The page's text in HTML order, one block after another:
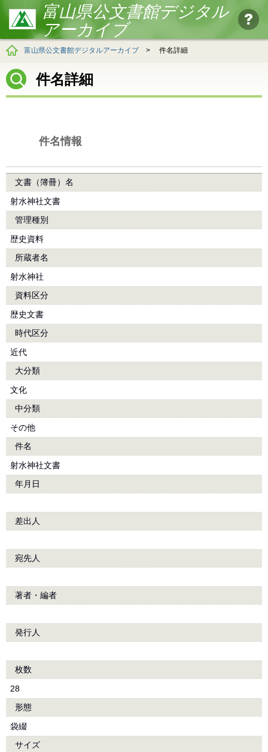
富山県公文書館デジタル
アーカイブ
富山県公文書館デジタルアーカイブ > 件名詳細
件名詳細
件名情報
文書（簿冊）名
射水神社文書
管理種別
歴史資料
所蔵者名
射水神社
資料区分
歴史文書
時代区分
近代
大分類
文化
中分類
その他
件名
射水神社文書
年月日
差出人
宛先人
著者・編者
発行人
枚数
28
形態
袋綴
サイズ